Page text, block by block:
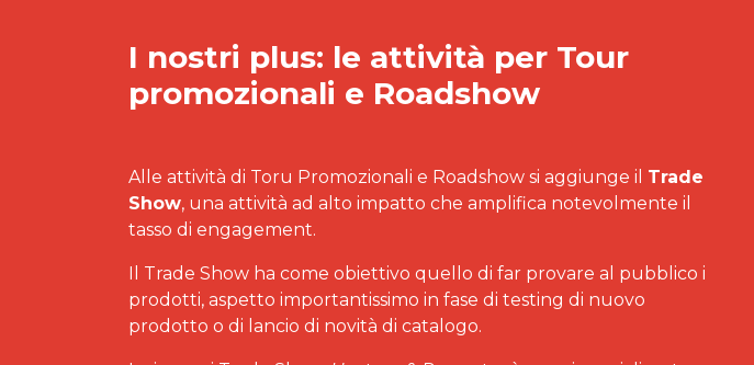
I nostri plus: le attività per Tour
promozionali e Roadshow
Alle attività di Toru Promozionali e Roadshow si aggiunge il Trade
Show, una attività ad alto impatto che amplifica notevolmente il
tasso di engagement.
Il Trade Show ha come obiettivo quello di far provare al pubblico i
prodotti, aspetto importantissimo in fase di testing di nuovo
prodotto o di lancio di novità di catalogo.